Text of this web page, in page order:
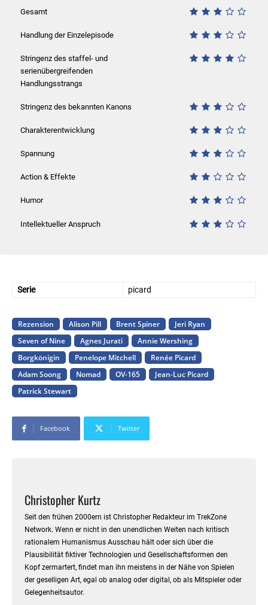
Gesamt
Handlung der Einzelepisode
Stringenz des staffel- und
serienübergreifenden
Handlungsstrangs
Stringenz des bekannten Kanons
Charakterentwicklung
Spannung
Action & Effekte
Humor
Intellektueller Anspruch
Serie picard
Rezension Alison Pill Brent Spiner
Jeri Ryan
Seven of Nine
Agnes Jurati
Annie Wershing
Borgkönigin
Penelope Mitchell
Renée Picard
Adam Soong
Nomad OV-165
Jean-Luc Picard
Patrick Stewart
Facebook Twitter
Christopher Kurtz
Seit den frühen 2000ern ist Christopher Redakteur im TrekZone
Network. Wenn er nicht in den unendlichen Weiten nach kritisch
rationalem Humanismus Ausschau hält oder sich über die
Plausibilität fiktiver Technologien und Gesellschaftsformen den
Kopf zermartert, findet man ihn meistens in der Nähe von Spielen
der geselligen Art, egal ob analog oder digital, ob als Mitspieler oder
Gelegenheitsautor.